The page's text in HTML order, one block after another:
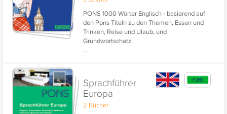
PONS 1000 Wörter Englisch - basierend auf
den Pons Titeln zu den Themen, Essen und
Trinken, Reise und Ulaub, und
Grundwortschatz.
...
Sprachführer
Europa
2 Bücher